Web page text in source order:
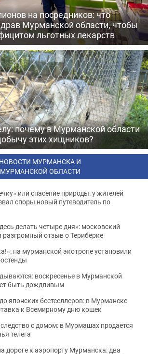
на посредников: что
Мурманской области, чтобы
льготных лекарств
почему в Мурманской области
этих хищников?
НОВОСТИ МУРМАНСКА И
МУРМАНСКОЙ ОБЛАСТИ
или спасение природы: у жителей
споры новый путеводитель по
делать четыре дня»: московский
разгромный отзыв о Териберке
на мурманской экотропе установили
воскресенье в Мурманской
быть дождливым
японских бестселлеров: в Мурманске
к Всемирному дню кошек
с домом: в Мурмашах продается
телега
дороге к аэропорту Мурманска: два